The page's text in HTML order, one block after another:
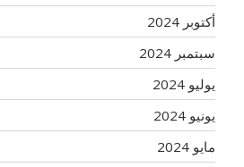
أكتوبر 2024
سبتمبر 2024
يوليو 2024
يونيو 2024
مايو 2024